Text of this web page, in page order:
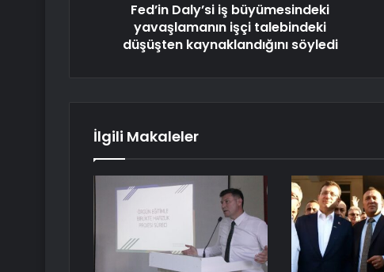
Fed’in Daly’si iş büyümesindeki
yavaşlamanın işçi talebindeki
düşüşten kaynaklandığını söyledi
İlgili Makaleler